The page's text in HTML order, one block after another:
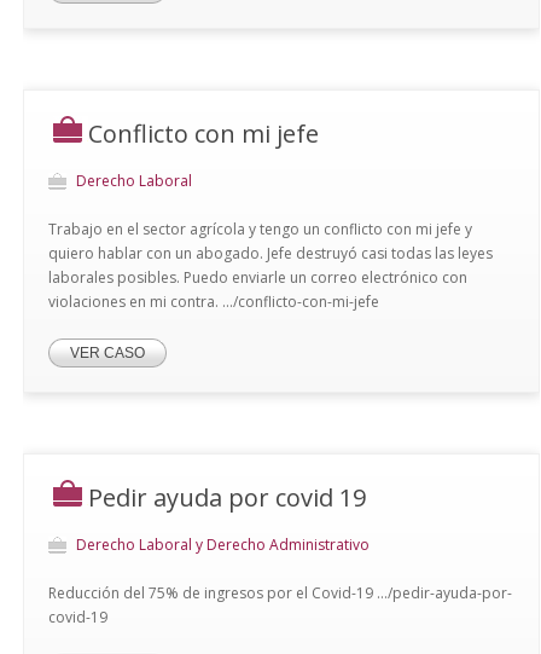
Conflicto con mi jefe
Derecho Laboral
Trabajo en el sector agrícola y tengo un conflicto con mi jefe y
quiero hablar con un abogado. Jefe destruyó casi todas las leyes
laborales posibles. Puedo enviarle un correo electrónico con
violaciones en mi contra. .../conflicto-con-mi-jefe
VER CASO
Pedir ayuda por covid 19
Derecho Laboral y Derecho Administrativo
Reducción del 75% de ingresos por el Covid-19 .../pedir-ayuda-por-
covid-19